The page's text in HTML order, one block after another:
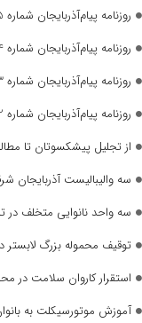
روزنامه پیام‌آذربایجان شماره 2825
روزنامه پیام‌آذربایجان شماره 2824
روزنامه پیام‌آذربایجان شماره 2823 منتشر شد
روزنامه پیام‌آذربایجان شماره 2822 منتشر شد
از تجلیل پیشکسوتان تا
سه والیبالیست آذربایجان‌
سه واحد نانوایی متخلف در
توقیف محموله بزرگ لابستر
استقرار کاروان سلامت در
آموزش موتورسیکلت به